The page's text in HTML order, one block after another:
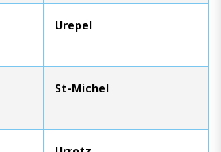
Urepel
St-Michel